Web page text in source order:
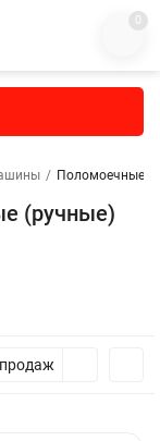
0
/ Поломоечные
(ручные)